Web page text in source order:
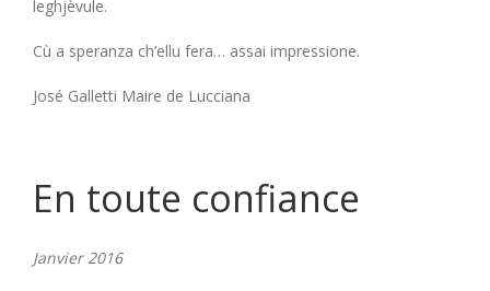
leghjèvule.
Cù a speranza ch’ellu fera… assai impressione.
José Galletti Maire de Lucciana
En toute confiance
Janvier 2016